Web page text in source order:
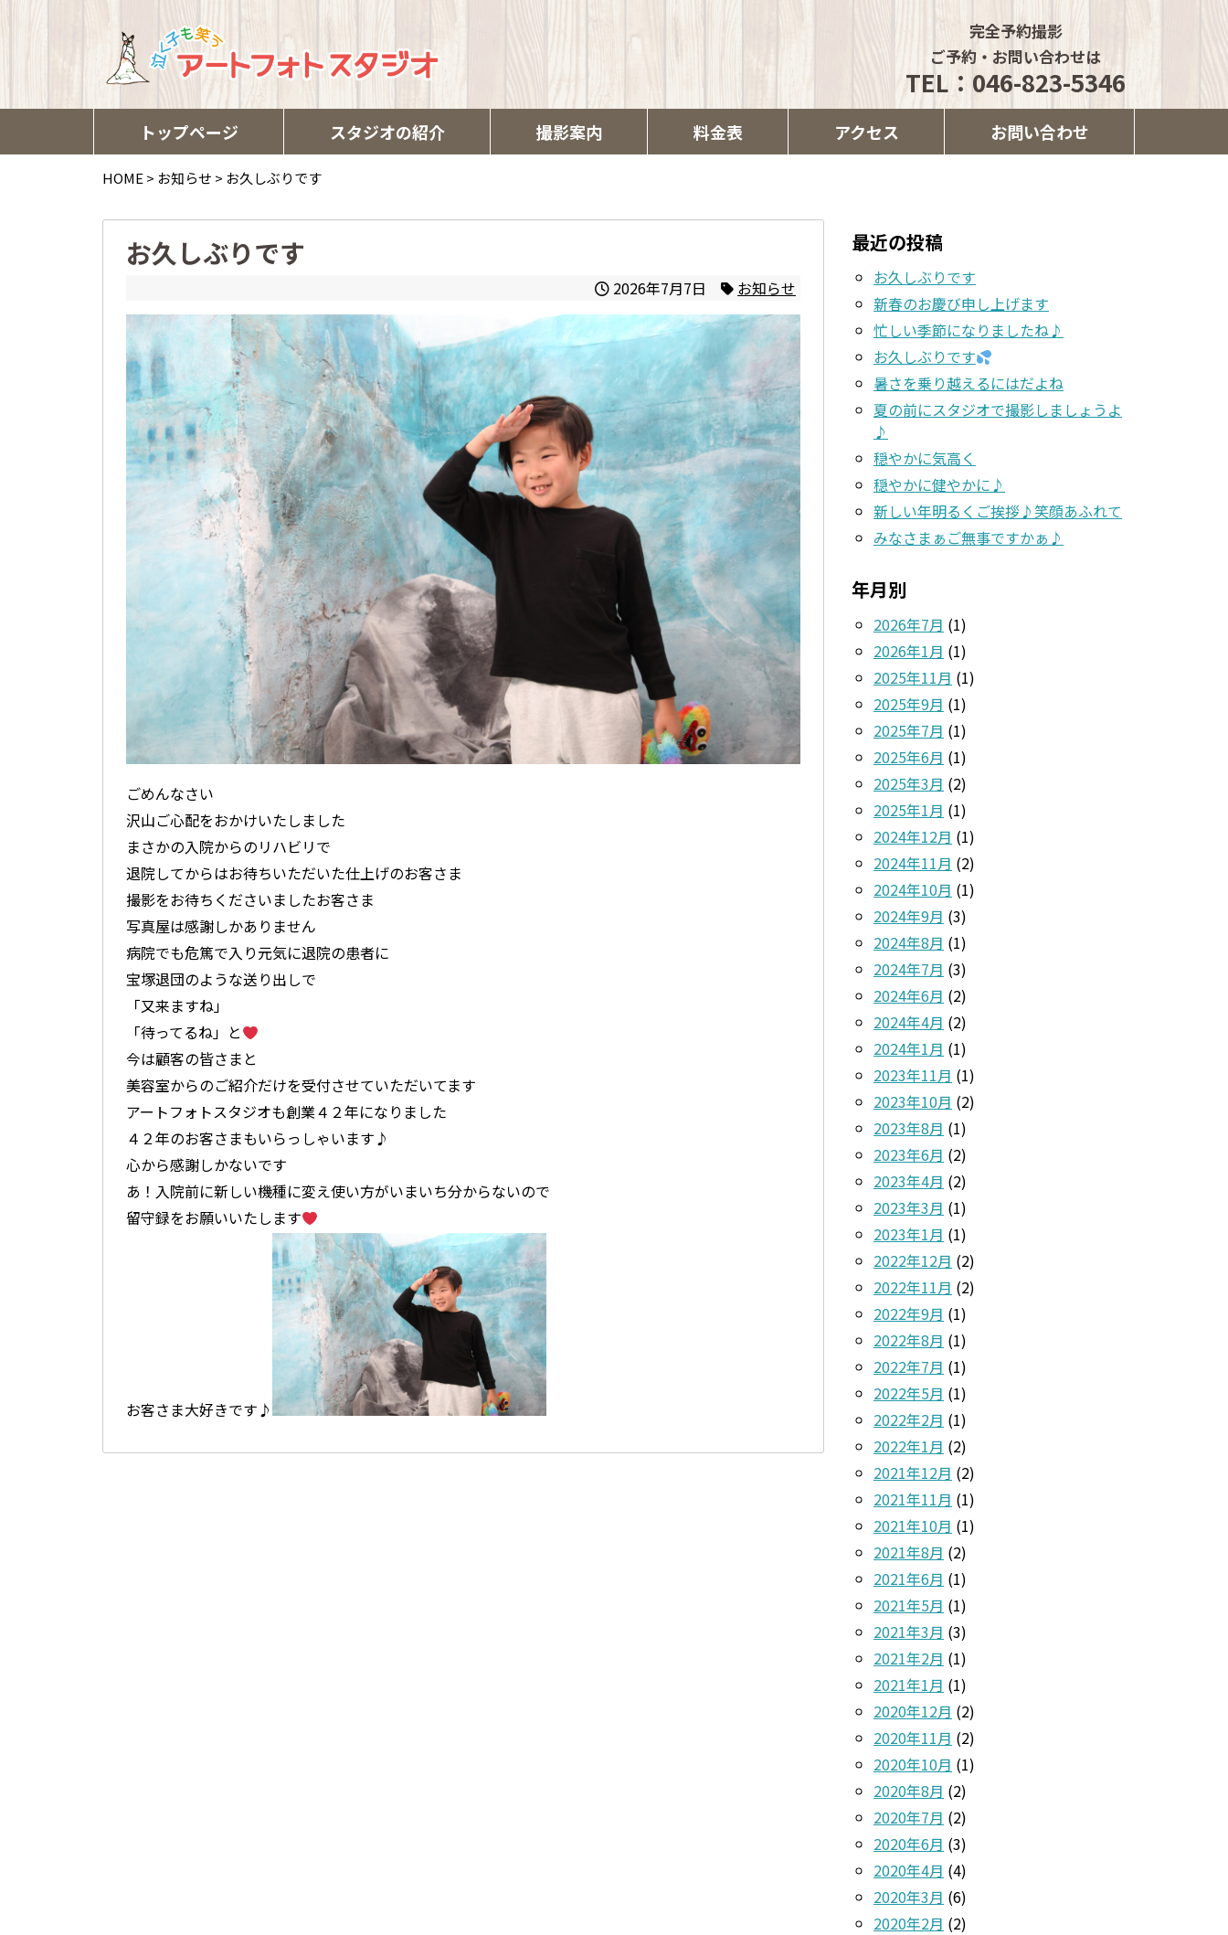
完全予約撮影
ご予約・お問い合わせは
TEL：046-823-5346
トップページ スタジオの紹介 撮影案内 料金表 アクセス お問い合わせ
HOME > お知らせ > お久しぶりです
お久しぶりです
2026年7月7日 お知らせ
ごめんなさい
沢山ご心配をおかけいたしました
まさかの入院からのリハビリで
退院してからはお待ちいただいた仕上げのお客さま
撮影をお待ちくださいましたお客さま
写真屋は感謝しかありません
病院でも危篤で入り元気に退院の患者に
宝塚退団のような送り出しで
「又来ますね」
「待ってるね」と
今は顧客の皆さまと
美容室からのご紹介だけを受付させていただいてます
アートフォトスタジオも創業４２年になりました
４２年のお客さまもいらっしゃいます♪
心から感謝しかないです
あ！入院前に新しい機種に変え使い方がいまいち分からないので
留守録をお願いいたします
お客さま大好きです♪
最近の投稿
お久しぶりです
新春のお慶び申し上げます
忙しい季節になりましたね♪
お久しぶりです
暑さを乗り越えるにはだよね
夏の前にスタジオで撮影しましょうよ
♪
穏やかに気高く
穏やかに健やかに♪
新しい年明るくご挨拶♪笑顔あふれて
みなさまぁご無事ですかぁ♪
年月別
2026年7月 (1)
2026年1月 (1)
2025年11月 (1)
2025年9月 (1)
2025年7月 (1)
2025年6月 (1)
2025年3月 (2)
2025年1月 (1)
2024年12月 (1)
2024年11月 (2)
2024年10月 (1)
2024年9月 (3)
2024年8月 (1)
2024年7月 (3)
2024年6月 (2)
2024年4月 (2)
2024年1月 (1)
2023年11月 (1)
2023年10月 (2)
2023年8月 (1)
2023年6月 (2)
2023年4月 (2)
2023年3月 (1)
2023年1月 (1)
2022年12月 (2)
2022年11月 (2)
2022年9月 (1)
2022年8月 (1)
2022年7月 (1)
2022年5月 (1)
2022年2月 (1)
2022年1月 (2)
2021年12月 (2)
2021年11月 (1)
2021年10月 (1)
2021年8月 (2)
2021年6月 (1)
2021年5月 (1)
2021年3月 (3)
2021年2月 (1)
2021年1月 (1)
2020年12月 (2)
2020年11月 (2)
2020年10月 (1)
2020年8月 (2)
2020年7月 (2)
2020年6月 (3)
2020年4月 (4)
2020年3月 (6)
2020年2月 (2)